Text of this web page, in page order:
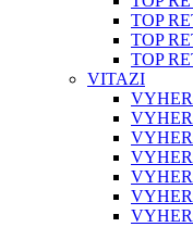
TOP
TOP
TOP
VITAZI